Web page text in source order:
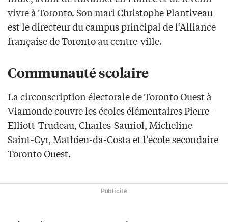
vivre à Toronto. Son mari Christophe Plantiveau
est le directeur du campus principal de l’Alliance
française de Toronto au centre-ville.
Communauté scolaire
La circonscription électorale de Toronto Ouest à
Viamonde couvre les écoles élémentaires Pierre-
Elliott-Trudeau, Charles-Sauriol, Micheline-
Saint-Cyr, Mathieu-da-Costa et l’école secondaire
Toronto Ouest.
Publicité